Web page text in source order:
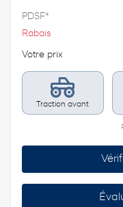
PDSF*
Rabais
Votre prix
Traction avant